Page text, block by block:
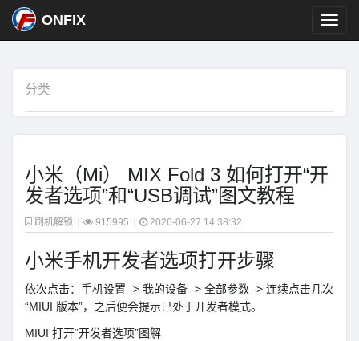
ONFIX
分类
小米（Mi） MIX Fold 3 如何打开“开
发者选项”和“USB调试”图文教程
刷机解锁 915995 2026-06-27 14:38:32
小米手机开发者选项打开步骤
依次点击：手机设置 -> 我的设备 -> 全部参数 -> 连续点击几次
“MIUI 版本”，之后便会提示已处于开发者模式。
MIUI 打开“开发者选项”图解